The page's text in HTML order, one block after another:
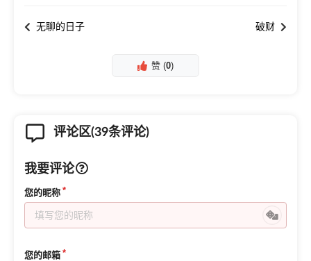
无聊的日子 破财
赞 (0)
评论区(39条评论)
我要评论
您的昵称
您的邮箱